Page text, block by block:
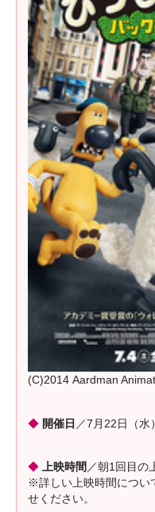
(C)2014 Aardman
◆ 開催日 ／7月22日（水）
◆ 上映時間 ／朝1回目の
※詳しい上映時間につい
せください。